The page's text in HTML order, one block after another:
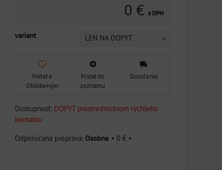
0 € s DPH
variant LEN NA DOPYT
Pridať k
Obľúbeným
Pridať do
zoznamu
Doručenia
Dostupnosť: DOPYT prostredníctvom rýchleho
kontaktu
Osobne • 0 € •